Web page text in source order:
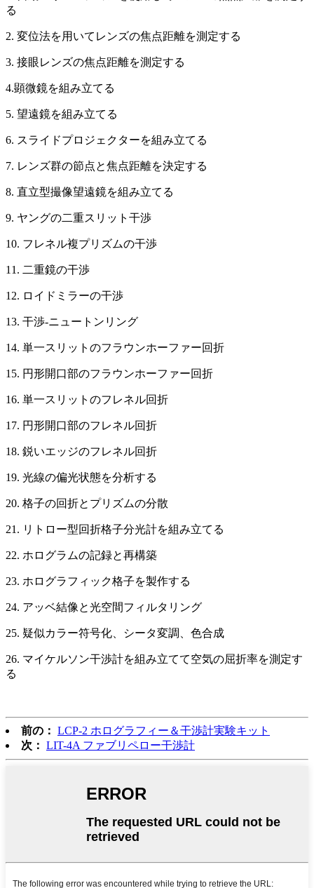
る
2. 変位法を用いてレンズの焦点距離を測定する
3. 接眼レンズの焦点距離を測定する
4.顕微鏡を組み立てる
5. 望遠鏡を組み立てる
6. スライドプロジェクターを組み立てる
7. レンズ群の節点と焦点距離を決定する
8. 直立型撮像望遠鏡を組み立てる
9. ヤングの二重スリット干渉
10. フレネル複プリズムの干渉
11. 二重鏡の干渉
12. ロイドミラーの干渉
13. 干渉-ニュートンリング
14. 単一スリットのフラウンホーファー回折
15. 円形開口部のフラウンホーファー回折
16. 単一スリットのフレネル回折
17. 円形開口部のフレネル回折
18. 鋭いエッジのフレネル回折
19. 光線の偏光状態を分析する
20. 格子の回折とプリズムの分散
21. リトロー型回折格子分光計を組み立てる
22. ホログラムの記録と再構築
23. ホログラフィック格子を製作する
24. アッベ結像と光空間フィルタリング
25. 疑似カラー符号化、シータ変調、色合成
26. マイケルソン干渉計を組み立てて空気の屈折率を測定す
る
前の： LCP-2 ホログラフィー＆干渉計実験キット
次： LIT-4A ファブリペロー干渉計